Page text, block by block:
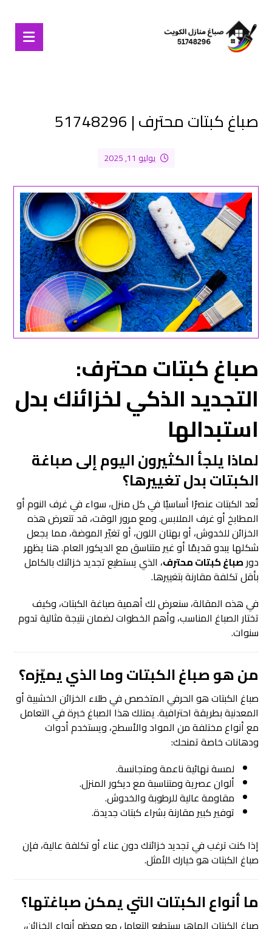
صباغ كبتات محترف | 51748296
يوليو 11, 2025
صباغ كبتاتمحترف:
التجديد الذكي لخزائنك بدل
استبدالها
لماذا يلجأ الكثيرون اليوم إلى صباغة
الكبتات بدل تغييرها؟
تُعد الكبتات عنصرًا أساسيًا في كل منزل، سواء في غرف النوم أو
المطابخ أو غرف الملابس. ومع مرور الوقت، قد تتعرض هذه
الخزائن للخدوش، أو بهتان اللون، أو تغيّر الموضة، مما يجعل
شكلها يبدو قديمًا أو غير متناسق مع الديكور العام. هنا يظهر
دورصباغ كبتاتمحترف، الذي يستطيع تجديد خزائنك بالكامل
بأقل تكلفة مقارنة بتغييرها.
في هذه المقالة، سنعرض لك أهمية صباغة الكبتات، وكيف
تختار الصباغ المناسب، وأهم الخطوات لضمان نتيجة مثالية تدوم
سنوات.
من هو صباغ الكبتات وما الذي يميّزه؟
صباغ الكبتات هو الحرفي المتخصص في طلاء الخزائن الخشبية أو
المعدنية بطريقة احترافية. يمتلك هذا الصباغ خبرة في التعامل
مع أنواع مختلفة من المواد والأسطح، ويستخدم أدوات
ودهانات خاصة تمنحك:
لمسة نهائية ناعمة ومتجانسة.
ألوان عصرية ومتناسبة مع ديكور المنزل.
مقاومة عالية للرطوبة والخدوش.
توفير كبير مقارنة بشراء كبتات جديدة.
إذا كنت ترغب في تجديد خزائنك دون عناء أو تكلفة عالية، فإن
صباغ الكبتات هو خيارك الأمثل.
ما أنواع الكبتات التي يمكن صباغتها؟
صباغ الكبتات الماهر يستطيع التعامل مع معظم أنواع الخزائن،